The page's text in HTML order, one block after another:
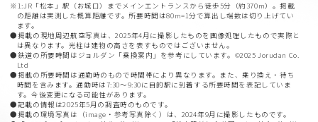
※1:JR「松本」駅（お城口）までメインエントランスから徒歩5分（約370m）。掲載
の距離は実測した概算距離です。所要時間は80m=1分で算出し端数は切り上げてい
ます。
●掲載の現地周辺航空写真は、2025年4月に撮影したものを画像処理したもので実際と
は異なります。光柱は建物の高さを表すものではございません。
●鉄道の所要時間はジョルダン「乗換案内」を参考にしています。©2025 Jorudan Co.
Ltd
●掲載の所要時間は通勤時のもので時間帯により異なります。また、乗り換え・待ち
時間を含みます。通勤時は7:30～9:30に目的駅に到着する所要時間を表記していま
す。今後変更になる可能性があります。
●記載の情報は2025年5月の調査時のものです。
●掲載の環境写真は（image・参考写真除く）は、2024年9月に撮影したものです。